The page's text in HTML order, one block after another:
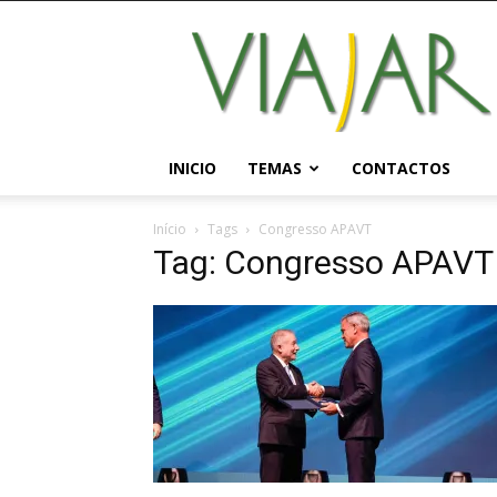
Viajar
Magazine
Online
INICIO TEMAS CONTACTOS
Início Tags Congresso APAVT
Tag: Congresso APAVT